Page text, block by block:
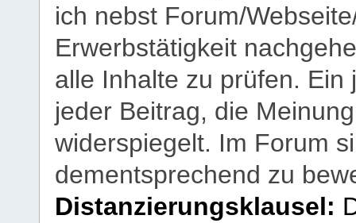
ich nebst Forum/
Erwerbstätigkeit
alle Inhalte zu prüfen.
jeder Beitrag, die
widerspiegelt. Im Forum
dementsprechend zu
Distanzierungsklausel: